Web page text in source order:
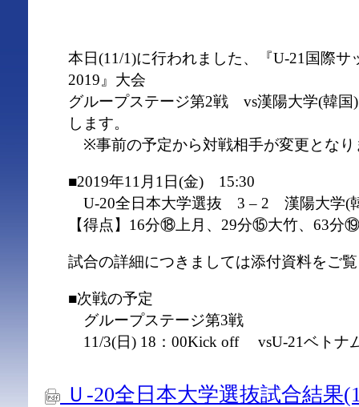
本日(11/1)に行われました、『U-21国際サ
2019』大会
グループステージ第2戦 vs漢陽大学(韓
します。
※事前の予定から対戦相手が変更となり
■2019年11月1日(金) 15:30
U-20全日本大学選抜 3 – 2 漢陽大学(
【得点】16分⑱上月、29分⑮大竹、63分
試合の詳細につきましては添付資料をご
■次戦の予定
グループステージ第3戦
11/3(日) 18：00Kick off vsU-21ベトナ
Ｕ-20全日本大学選抜試合結果